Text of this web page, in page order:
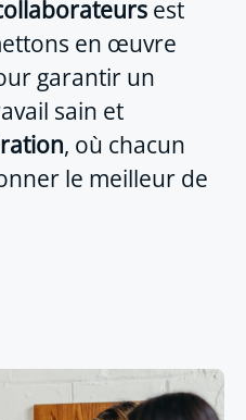
est
en œuvre
garantir un
sain et
, où chacun
le meilleur de